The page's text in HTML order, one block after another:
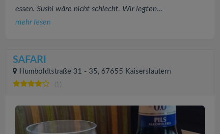
essen. Sushi wäre nicht schlecht. Wir legten...
mehr lesen
SAFARI
Humboldtstraße 31 - 35, 67655 Kaiserslautern
(1)